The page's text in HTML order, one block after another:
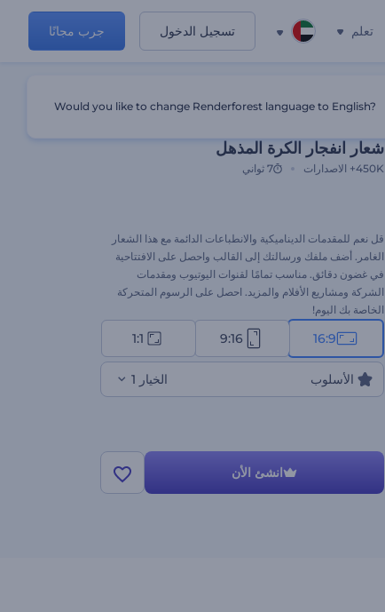
تعلم تسجيل الدخول جرب مجانًا
شعار انفجار الكرة المذهل
450K+ الاصدارات 7 ثواني
قل نعم للمقدمات الديناميكية والانطباعات الدائمة مع هذا الشعار
الغامر. أضف ملفك ورسالتك إلى القالب واحصل على الافتتاحية
في غضون دقائق. مناسب تمامًا لقنوات اليوتيوب ومقدمات
الشركة ومشاريع الأفلام والمزيد. احصل على الرسوم المتحركة
الخاصة بك اليوم!
16:9
9:16
1:1
الأسلوب الخيار 1
انشئ الأن
Would you like to change Renderforest language to English?